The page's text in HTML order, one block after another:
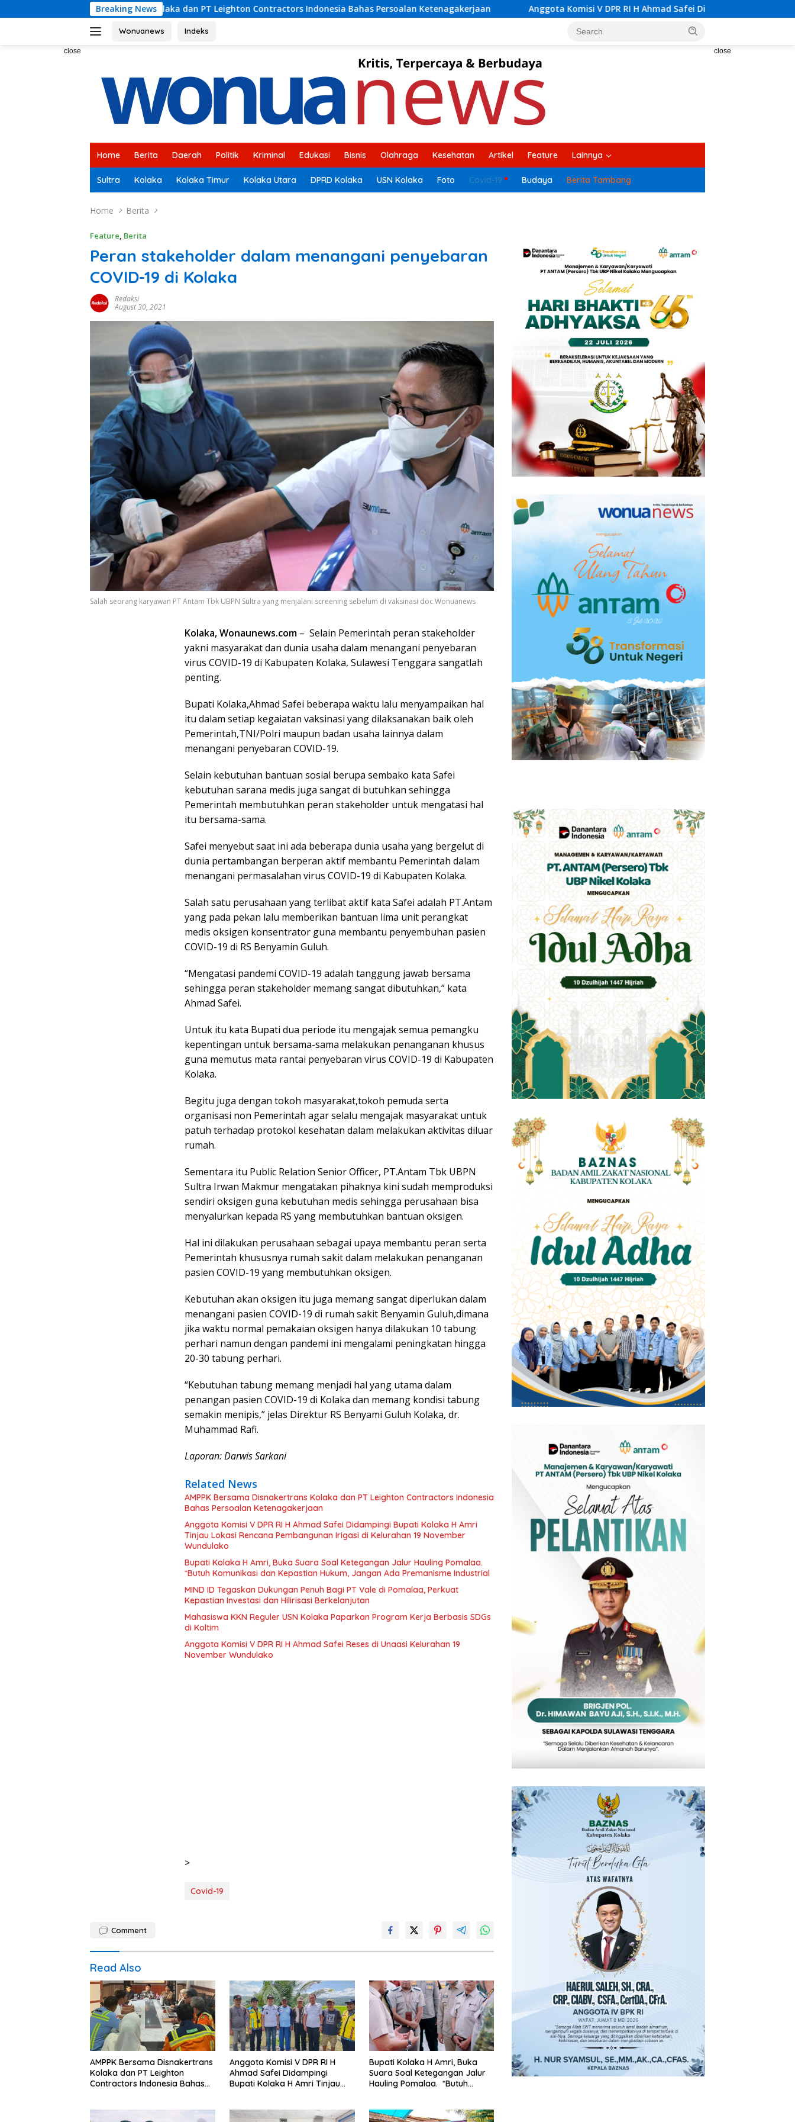
to
Breaking News
Kolaka dan PT Leighton Contractors Indonesia Bahas Persoalan Ketenagakerjaan Anggota Komisi V DPR RI H Ahmad Safei Didampingi Bupati Kolaka H Amri Tinjau Lokasi
Wonuanews Indeks
close close
Home Berita Daerah Politik Kriminal Edukasi Bisnis Olahraga Kesehatan Artikel Feature Lainnya
Sultra Kolaka Kolaka Timur Kolaka Utara DPRD Kolaka USN Kolaka Foto Covid-19 Budaya Berita Tambang
Home Berita
Feature, Berita
Peran stakeholder dalam menangani penyebaran
COVID-19 di Kolaka
Redaksi
August 30, 2021
Salah seorang karyawan PT Antam Tbk UBPN Sultra yang menjalani screening sebelum di vaksinasi doc Wonuanews
Kolaka, Wonaunews.com – Selain Pemerintah peran stakeholder
yakni masyarakat dan dunia usaha dalam menangani penyebaran
virus COVID-19 di Kabupaten Kolaka, Sulawesi Tenggara sangatlah
penting.
Bupati Kolaka,Ahmad Safei beberapa waktu lalu menyampaikan hal
itu dalam setiap kegaiatan vaksinasi yang dilaksanakan baik oleh
Pemerintah,TNI/Polri maupun badan usaha lainnya dalam
menangani penyebaran COVID-19.
Selain kebutuhan bantuan sosial berupa sembako kata Safei
kebutuhan sarana medis juga sangat di butuhkan sehingga
Pemerintah membutuhkan peran stakeholder untuk mengatasi hal
itu bersama-sama.
Safei menyebut saat ini ada beberapa dunia usaha yang bergelut di
dunia pertambangan berperan aktif membantu Pemerintah dalam
menangani permasalahan virus COVID-19 di Kabupaten Kolaka.
Salah satu perusahaan yang terlibat aktif kata Safei adalah PT.Antam
yang pada pekan lalu memberikan bantuan lima unit perangkat
medis oksigen konsentrator guna membantu penyembuhan pasien
COVID-19 di RS Benyamin Guluh.
“Mengatasi pandemi COVID-19 adalah tanggung jawab bersama
sehingga peran stakeholder memang sangat dibutuhkan,” kata
Ahmad Safei.
Untuk itu kata Bupati dua periode itu mengajak semua pemangku
kepentingan untuk bersama-sama melakukan penanganan khusus
guna memutus mata rantai penyebaran virus COVID-19 di Kabupaten
Kolaka.
Begitu juga dengan tokoh masyarakat,tokoh pemuda serta
organisasi non Pemerintah agar selalu mengajak masyarakat untuk
patuh terhadap protokol kesehatan dalam melakukan aktivitas diluar
rumah.
Sementara itu Public Relation Senior Officer, PT.Antam Tbk UBPN
Sultra Irwan Makmur mengatakan pihaknya kini sudah memproduksi
sendiri oksigen guna kebutuhan medis sehingga perusahaan bisa
menyalurkan kepada RS yang membutuhkan bantuan oksigen.
Hal ini dilakukan perusahaan sebagai upaya membantu peran serta
Pemerintah khususnya rumah sakit dalam melakukan penanganan
pasien COVID-19 yang membutuhkan oksigen.
Kebutuhan akan oksigen itu juga memang sangat diperlukan dalam
menangani pasien COVID-19 di rumah sakit Benyamin Guluh,dimana
jika waktu normal pemakaian oksigen hanya dilakukan 10 tabung
perhari namun dengan pandemi ini mengalami peningkatan hingga
20-30 tabung perhari.
“Kebutuhan tabung memang menjadi hal yang utama dalam
penangan pasien COVID-19 di Kolaka dan memang kondisi tabung
semakin menipis,” jelas Direktur RS Benyami Guluh Kolaka, dr.
Muhammad Rafi.
Laporan: Darwis Sarkani
Related News
AMPPK Bersama Disnakertrans Kolaka dan PT Leighton Contractors Indonesia
Bahas Persoalan Ketenagakerjaan
Anggota Komisi V DPR RI H Ahmad Safei Didampingi Bupati Kolaka H Amri
Tinjau Lokasi Rencana Pembangunan Irigasi di Kelurahan 19 November
Wundulako
Bupati Kolaka H Amri, Buka Suara Soal Ketegangan Jalur Hauling Pomalaa.
*Butuh Komunikasi dan Kepastian Hukum, Jangan Ada Premanisme Industrial
MIND ID Tegaskan Dukungan Penuh Bagi PT Vale di Pomalaa, Perkuat
Kepastian Investasi dan Hilirisasi Berkelanjutan
Mahasiswa KKN Reguler USN Kolaka Paparkan Program Kerja Berbasis SDGs
di Koltim
Anggota Komisi V DPR RI H Ahmad Safei Reses di Unaasi Kelurahan 19
November Wundulako
>
Covid-19
Comment
Read Also
AMPPK Bersama Disnakertrans
Kolaka dan PT Leighton
Contractors Indonesia Bahas
Anggota Komisi V DPR RI H
Ahmad Safei Didampingi
Bupati Kolaka H Amri Tinjau
November Wundulako
Bupati Kolaka H Amri, Buka
Suara Soal Ketegangan Jalur
Hauling Pomalaa. *Butuh
Premanisme Industrial